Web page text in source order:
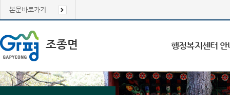
본문바로가기
조종면 행정복지센터 안